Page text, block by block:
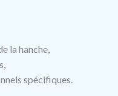
la hanche,
spécifiques.